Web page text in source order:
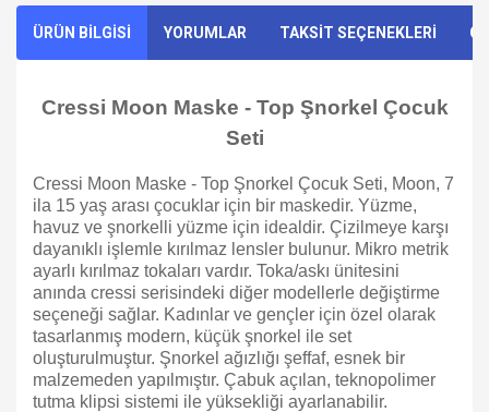
ÜRÜN BİLGİSİ YORUMLAR TAKSİT SEÇENEKLERİ
Cressi Moon Maske - Top Şnorkel Çocuk
Seti
Cressi Moon Maske - Top Şnorkel Çocuk Seti, Moon, 7
ila 15 yaş arası çocuklar için bir maskedir. Yüzme,
havuz ve şnorkelli yüzme için idealdir. Çizilmeye karşı
dayanıklı işlemle kırılmaz lensler bulunur. Mikro metrik
ayarlı kırılmaz tokaları vardır. Toka/askı ünitesini
anında cressi serisindeki diğer modellerle değiştirme
seçeneği sağlar. Kadınlar ve gençler için özel olarak
tasarlanmış modern, küçük şnorkel ile set
oluşturulmuştur. Şnorkel ağızlığı şeffaf, esnek bir
malzemeden yapılmıştır. Çabuk açılan, teknopolimer
tutma klipsi sistemi ile yüksekliği ayarlanabilir.